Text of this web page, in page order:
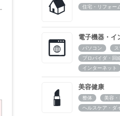
住宅・リフォー
電子機器・イ
パソコン
プロバイダ・回
インターネット
美容健康
整体
美容・
ヘルスケア・ダ